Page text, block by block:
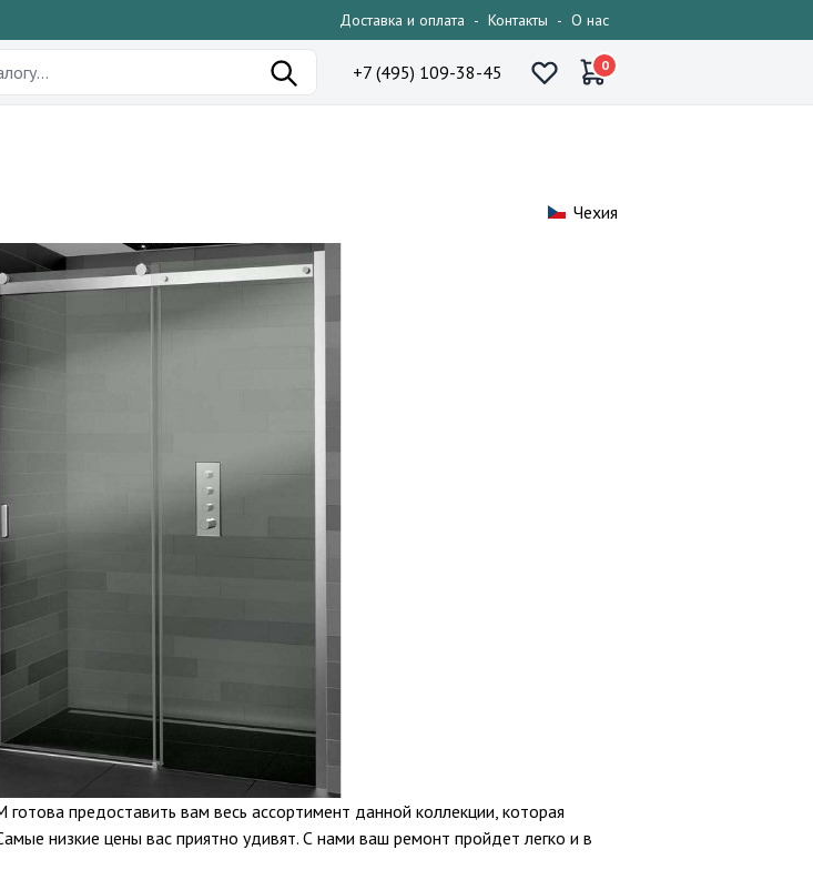
Доставка и оплата - Контакты - О нас
+7 (495) 109-38-45 0
Чехия
предоставить вам весь ассортимент данной коллекции, которая
низкие цены вас приятно удивят. С нами ваш ремонт пройдет легко и в